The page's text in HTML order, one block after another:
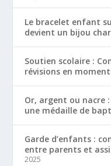
Le bracelet enfant
devient un bijou
Soutien scolaire :
révisions en
Or, argent ou nacre
une médaille de
Garde d’enfants :
entre parents et
2025